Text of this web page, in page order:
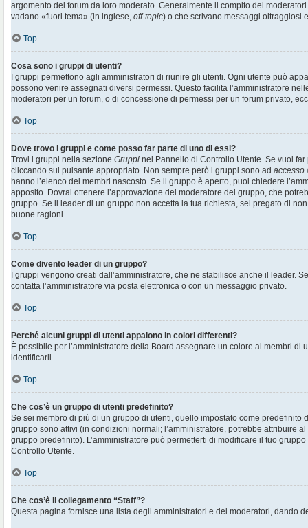
argomento del forum da loro moderato. Generalmente il compito dei
vadano «fuori tema» (in inglese, off-topic) o che scrivano messaggi oltraggiosi
Top
Cosa sono i gruppi di utenti?
I gruppi permettono agli amministratori di riunire gli utenti. Ogni utente può
possono venire assegnati diversi permessi. Questo facilita l’amministratore
moderatori per un forum, o di concessione di permessi per un forum privato,
Top
Dove trovo i gruppi e come posso far parte di uno di essi?
Trovi i gruppi nella sezione Gruppi nel Pannello di Controllo Utente. Se vuoi
cliccando sul pulsante appropriato. Non sempre però i gruppi sono ad accesso
hanno l’elenco dei membri nascosto. Se il gruppo è aperto, puoi chiedere
apposito. Dovrai ottenere l’approvazione del moderatore del gruppo, che
gruppo. Se il leader di un gruppo non accetta la tua richiesta, sei pregato di
buone ragioni.
Top
Come divento leader di un gruppo?
I gruppi vengono creati dall’amministratore, che ne stabilisce anche il leader.
contatta l’amministratore via posta elettronica o con un messaggio privato.
Top
Perché alcuni gruppi di utenti appaiono in colori differenti?
È possibile per l’amministratore della Board assegnare un colore ai membri di
identificarli.
Top
Che cos’è un gruppo di utenti predefinito?
Se sei membro di più di un gruppo di utenti, quello impostato come predefinito
gruppo sono attivi (in condizioni normali; l’amministratore, potrebbe attribuire
gruppo predefinito). L’amministratore può permetterti di modificare il tuo
Controllo Utente.
Top
Che cos’è il collegamento “Staff”?
Questa pagina fornisce una lista degli amministratori e dei moderatori, dando